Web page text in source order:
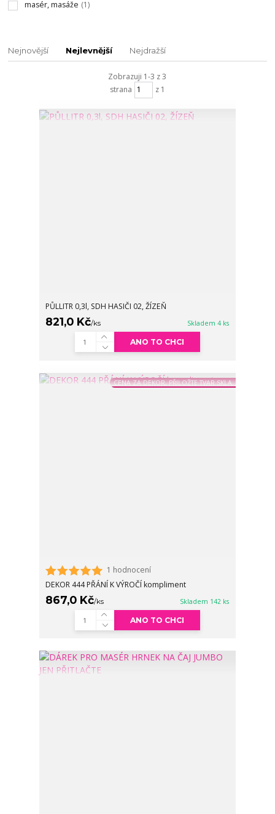
masér, masáže (1)
Nejnovější Nejlevnější Nejdražší
Zobrazuji 1-3 z 3
strana
z 1
PŮLLITR 0,3l, SDH HASIČI 02, ŽÍZEŇ
821,0 Kč/ks Skladem 4 ks
ANO TO CHCI
CENA ZA DEKOR, PŘILOŽTE TVAR SKLA
1 hodnocení
DEKOR 444 PŘÁNÍ K VÝROČÍ kompliment
867,0 Kč/ks Skladem 142 ks
ANO TO CHCI